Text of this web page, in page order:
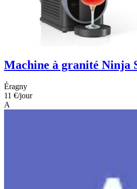
Machine à granité Ninja
Éragny
11 €/jour
A